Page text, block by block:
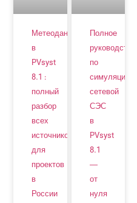
Метеоданные
в
PVsyst
8.1 :
полный
разбор
всех
источников
для
проектов
в
России
Полное
руководство
по
симуляции
сетевой
СЭС
в
PVsyst
8.1
—
от
нуля